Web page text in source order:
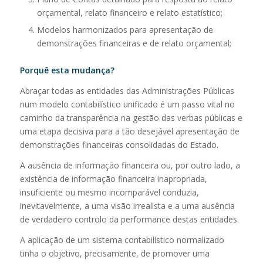
orçamental, relato financeiro e relato estatístico;
Modelos harmonizados para apresentação de
demonstrações financeiras e de relato orçamental;
Porquê esta mudança?
Abraçar todas as entidades das Administrações Públicas
num modelo contabilístico unificado é um passo vital no
caminho da transparência na gestão das verbas públicas e
uma etapa decisiva para a tão desejável apresentação de
demonstrações financeiras consolidadas do Estado.
A ausência de informação financeira ou, por outro lado, a
existência de informação financeira inapropriada,
insuficiente ou mesmo incomparável conduzia,
inevitavelmente, a uma visão irrealista e a uma ausência
de verdadeiro controlo da performance destas entidades.
A aplicação de um sistema contabilístico normalizado
tinha o objetivo, precisamente, de promover uma